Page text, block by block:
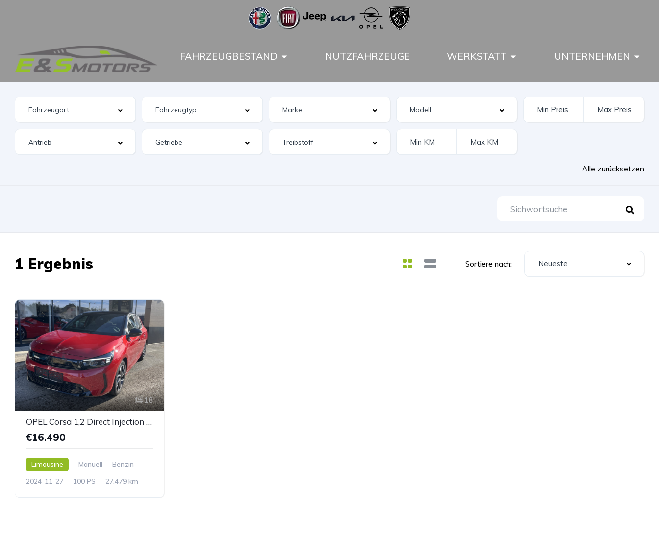
FAHRZEUGBESTAND NUTZFAHRZEUGE WERKSTATT UNTERNEHMEN
Alle zurücksetzen
1 Ergebnis Sortiere nach: Neueste
18
OPEL Corsa 1,2 Direct Injection GS
€16.490
Limousine Manuell
Benzin
2024-11-27
100 PS 27.479 km